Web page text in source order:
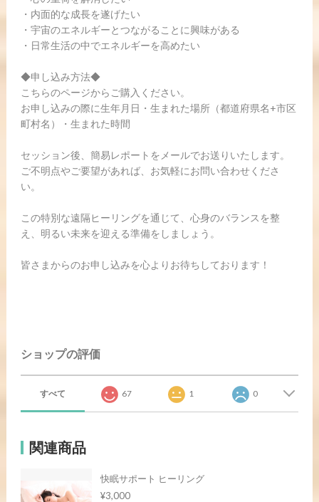
・内面的な成長を遂げたい
・宇宙のエネルギーとつながることに興味がある
・日常生活の中でエネルギーを高めたい
◆申し込み方法◆
こちらのページからご購入ください。
お申し込みの際に生年月日・生まれた場所（都道府県名+市区
町村名）・生まれた時間
セッション後、簡易レポートをメールでお送りいたします。
ご不明点やご要望があれば、お気軽にお問い合わせくださ
い。
この特別な遠隔ヒーリングを通じて、心身のバランスを整
え、明るい未来を迎える準備をしましょう。
皆さまからのお申し込みを心よりお待ちしております！
ショップの評価
すべて 67 1 0
関連商品
快眠サポート ヒーリング
¥3,000